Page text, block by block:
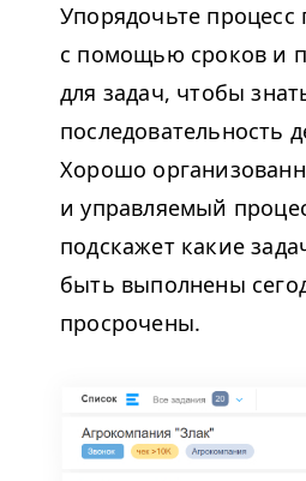
Упорядочьте процесс
с помощью сроков и
для задач, чтобы
последовательность
Хорошо
и управляемый
подскажет какие
быть выполнены
просрочены.